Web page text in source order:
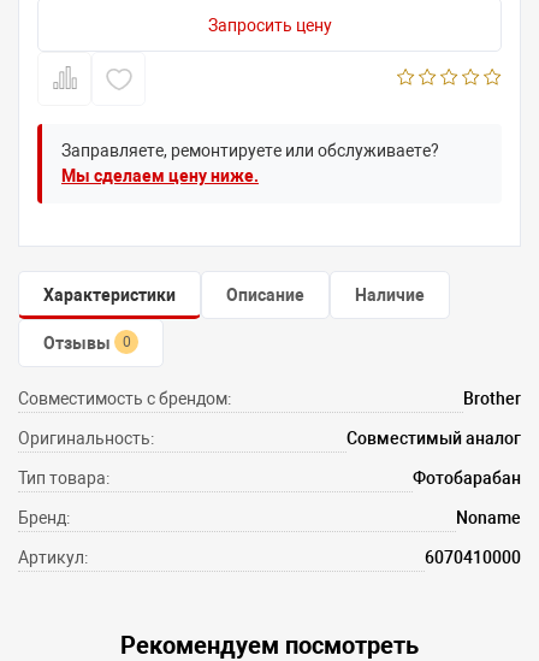
Запросить цену
Заправляете, ремонтируете или обслуживаете?
Мы сделаем цену ниже.
Характеристики Описание Наличие
Отзывы 0
Совместимость с брендом: Brother
Оригинальность: Совместимый аналог
Тип товара: Фотобарабан
Бренд: Noname
Артикул: 6070410000
Рекомендуем посмотреть